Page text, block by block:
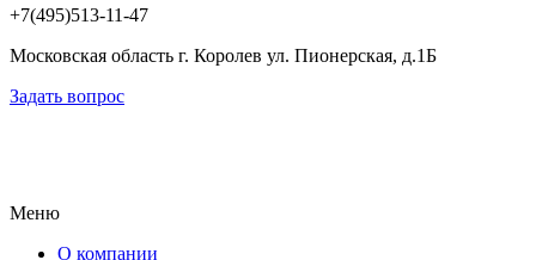
+7(495)513-11-47
Московская область г. Королев ул. Пионерская, д.1Б
Задать вопрос
Меню
О компании